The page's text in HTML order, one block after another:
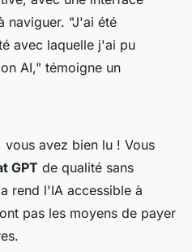
naviguer. "J'ai été
avec laquelle j'ai pu
AI," témoigne un
vous avez bien lu ! Vous
GPT de qualité sans
rend l'IA accessible à
pas les moyens de payer